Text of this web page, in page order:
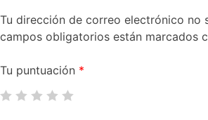
Tu dirección de correo electrónico no
campos obligatorios están marcados
Tu puntuación *